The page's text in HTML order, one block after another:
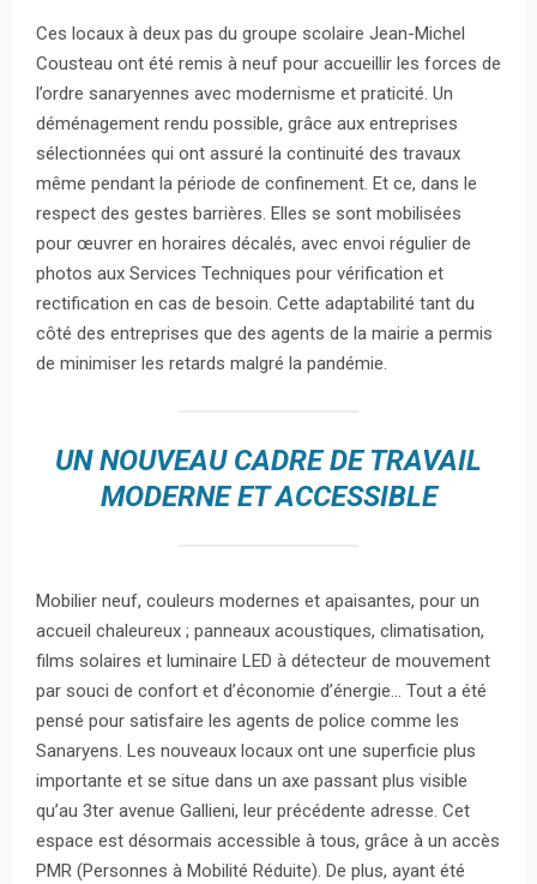
Ces locaux à deux pas du groupe scolaire Jean-Michel
Cousteau ont été remis à neuf pour accueillir les forces de
l’ordre sanaryennes avec modernisme et praticité. Un
déménagement rendu possible, grâce aux entreprises
sélectionnées qui ont assuré la continuité des travaux
même pendant la période de confinement. Et ce, dans le
respect des gestes barrières. Elles se sont mobilisées
pour œuvrer en horaires décalés, avec envoi régulier de
photos aux Services Techniques pour vérification et
rectification en cas de besoin. Cette adaptabilité tant du
côté des entreprises que des agents de la mairie a permis
de minimiser les retards malgré la pandémie.
UN NOUVEAU CADRE DE TRAVAIL
MODERNE ET ACCESSIBLE
Mobilier neuf, couleurs modernes et apaisantes, pour un
accueil chaleureux ; panneaux acoustiques, climatisation,
films solaires et luminaire LED à détecteur de mouvement
par souci de confort et d’économie d’énergie… Tout a été
pensé pour satisfaire les agents de police comme les
Sanaryens. Les nouveaux locaux ont une superficie plus
importante et se situe dans un axe passant plus visible
qu’au 3ter avenue Gallieni, leur précédente adresse. Cet
espace est désormais accessible à tous, grâce à un accès
PMR (Personnes à Mobilité Réduite). De plus, ayant été